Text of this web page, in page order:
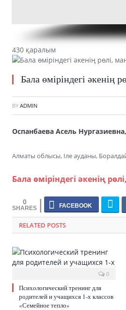
430 қаралым
Бала өміріндегі әкенің
BY ADMIN
Оспанбаева Асель Нургазиевна,
Алматы облысы, Іле ауданы,
Бала өміріндегі әкенің
0
RELATED POSTS
0
Психологический тренинг для
родителей и учащихся 1-х классов
«Семейное тепло»